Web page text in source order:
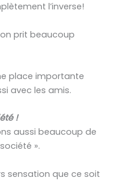
l’inverse!
on prit beaucoup
place importante
avec les amis.
!
aussi beaucoup de
».
sensation que ce soit